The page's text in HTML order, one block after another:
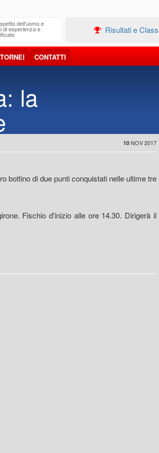
dell'uomo e
di esperienza e Risultati e
TORNEI CONTATTI
la
10 NOV 2017
bottino di due punti conquistati nelle ultime tre
Fischio d'inizio alle ore 14.30. Dirigerà il